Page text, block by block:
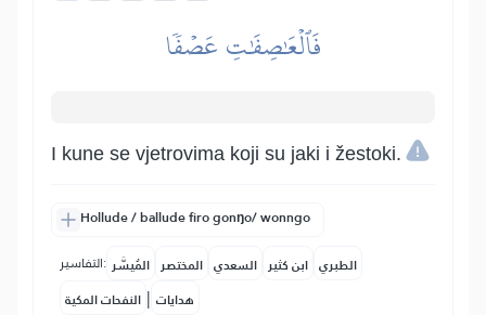
فَٱلۡعَٰصِفَٰتِ عَصۡفٗا
I kune se vjetrovima koji su jaki i žestoki.
Hollude / ballude firo gonŋo/ wonngo
التفاسير: المُيسَّر المختصر السعدي ابن كثير الطبري
النفحات المكية | هدايات